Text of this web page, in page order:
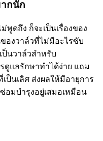
ากนัก
พูดถึง ก็จะเป็นเรื่องของ
ของวาล์วที่ไม่มีอะไรซับ
ป็นวาล์วสำหรับ
ดูแลรักษาทำได้ง่าย แถม
ป็นเลิศ ส่งผลให้มีอายุการ
อมบำรุงอยู่เสมอเหมือน